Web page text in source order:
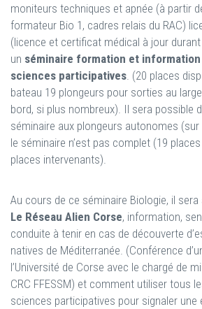
moniteurs techniques et apnée (à partir
formateur Bio 1, cadres relais du RAC)
(licence et certificat médical à jour
un séminaire formation et
sciences participatives . (20 places
bateau 19 plongeurs pour sorties au
bord, si plus nombreux). Il sera possible
séminaire aux plongeurs autonomes (sur
le séminaire n’est pas complet (19
places intervenants).
Au cours de ce séminaire Biologie, il sera
Le Réseau Alien Corse, information,
conduite à tenir en cas de découverte
natives de Méditerranée. (Conférence
l’Université de Corse avec le chargé de
CRC FFESSM) et comment utiliser tous
sciences participatives pour signaler une